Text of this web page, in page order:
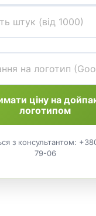
ціну на
логотипом
з консультантом:
79-06